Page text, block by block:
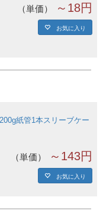
単価 ～18円
お気に入り
紙管1本スリーブケー
単価 ～143円
お気に入り